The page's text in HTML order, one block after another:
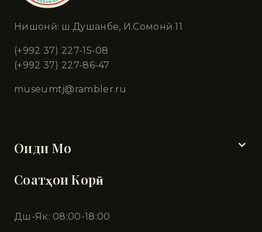
Нишонӣ: ш.Душанбе, И.Сомонӣ 11
(+992 37) 227-15-08
(+992 37) 227-86-47
museumtj@rambler.ru
Оиди Мо
Соатҳои Корӣ
Дш-Як: 08:00-18:00